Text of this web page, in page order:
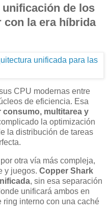
de los
con la era híbrida
CPU modernas entre
de eficiencia. Esa
consumo, multitarea y
la optimización
la distribución de tareas
otra vía más compleja,
y juegos. Copper Shark
, sin esa separación
unificará ambos en
interno con una caché